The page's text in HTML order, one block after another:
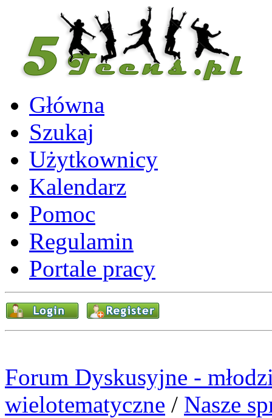
Główna
Szukaj
Użytkownicy
Kalendarz
Pomoc
Regulamin
Portale pracy
Forum Dyskusyjne -
wielotematyczne / Nasze